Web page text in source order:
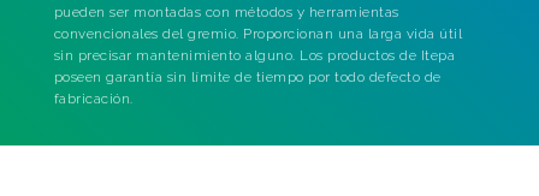
pueden ser montadas con métodos y herramientas
convencionales del gremio. Proporcionan una larga vida útil
sin precisar mantenimiento alguno. Los productos de Itepa
poseen garantía sin límite de tiempo por todo defecto de
fabricación.